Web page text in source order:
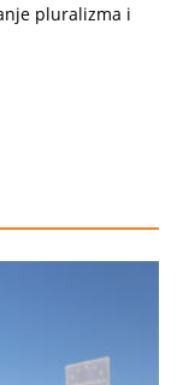
pluralizma i